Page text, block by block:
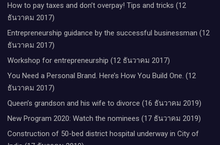
How to pay taxes and don’t overpay! Tips and tricks (12
ธันวาคม 2017)
Entrepreneurship guidance by the successful businessman (12
ธันวาคม 2017)
Workshop for entrepreneurship (12 ธันวาคม 2017)
You Need a Personal Brand. Here’s How You Build One. (12
ธันวาคม 2017)
Queen’s grandson and his wife to divorce (16 ธันวาคม 2019)
New Program 2020: Watch the nominees (17 ธันวาคม 2019)
Construction of 50-bed district hospital underway in City of